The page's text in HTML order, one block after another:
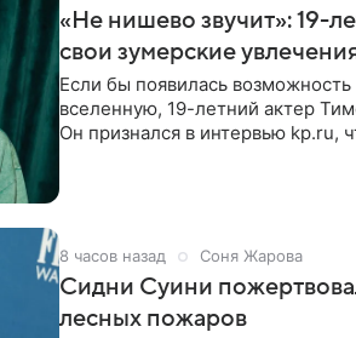
«Не нишево звучит»: 19-
свои зумерские
Если бы появилась
вселенную, 19-летний актер
Он признался в интервью kp.ru,
8 часов назад Соня Жарова
Сидни Суини
лесных пожаров